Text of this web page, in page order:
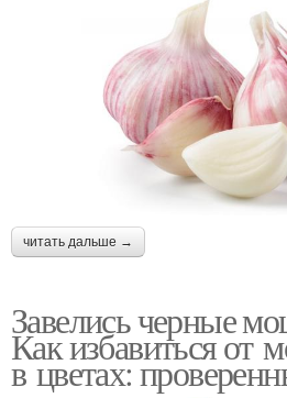
читать дальше →
Завелись черные
Как избавиться от
в цветах: